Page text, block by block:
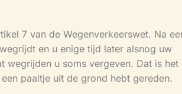
7 van de Wegenverkeerswet. Na
en u enige tijd later alsnog uw
u soms vergeven. Dat is het
paaltje uit de grond hebt gereden.